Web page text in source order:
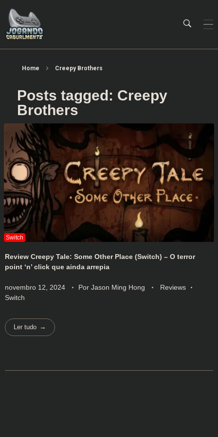
Home Creepy Brothers
Posts tagged: Creepy
Brothers
Review Creepy Tale: Some Other Place (Switch) – O terror
point ‘n’ click que ainda arrepia
novembro 12, 2024 Por Jason Ming Hong
Reviews
Switch
Ler tudo